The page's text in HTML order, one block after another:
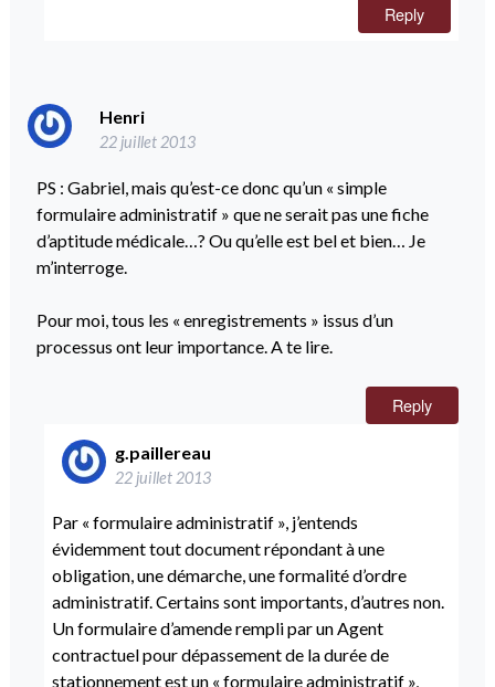
Reply
Henri
22 juillet 2013
PS : Gabriel, mais qu’est-ce donc qu’un « simple
formulaire administratif » que ne serait pas une fiche
d’aptitude médicale…? Ou qu’elle est bel et bien… Je
m’interroge.
Pour moi, tous les « enregistrements » issus d’un
processus ont leur importance. A te lire.
Reply
g.paillereau
22 juillet 2013
Par « formulaire administratif », j’entends
évidemment tout document répondant à une
obligation, une démarche, une formalité d’ordre
administratif. Certains sont importants, d’autres non.
Un formulaire d’amende rempli par un Agent
contractuel pour dépassement de la durée de
stationnement est un « formulaire administratif »,